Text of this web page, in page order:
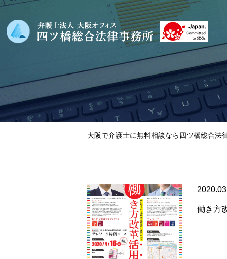
大阪で弁護士に無料相談なら四ツ橋総合法
働き方